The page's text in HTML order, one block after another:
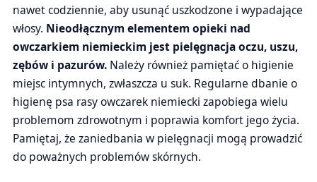
nawet codziennie, aby usunąć uszkodzone i wypadające
włosy. Nieodłącznym elementem opieki nad
owczarkiem niemieckim jest pielęgnacja oczu, uszu,
zębów i pazurów. Należy również pamiętać o higienie
miejsc intymnych, zwłaszcza u suk. Regularne dbanie o
higienę psa rasy owczarek niemiecki zapobiega wielu
problemom zdrowotnym i poprawia komfort jego życia.
Pamiętaj, że zaniedbania w pielęgnacji mogą prowadzić
do poważnych problemów skórnych.